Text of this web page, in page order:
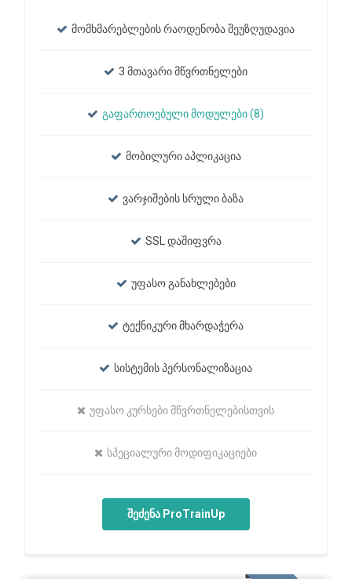
მომხმარებლების რაოდენობა შეუზღუდავია
3 მთავარი მწვრთნელები
გაფართოებული მოდულები (8)
მობილური აპლიკაცია
ვარჯიშების სრული ბაზა
SSL დაშიფვრა
უფასო განახლებები
ტექნიკური მხარდაჭერა
სისტემის პერსონალიზაცია
უფასო კურსები მწვრთნელებისთვის
სპეციალური მოდიფიკაციები
შეძენა ProTrainUp